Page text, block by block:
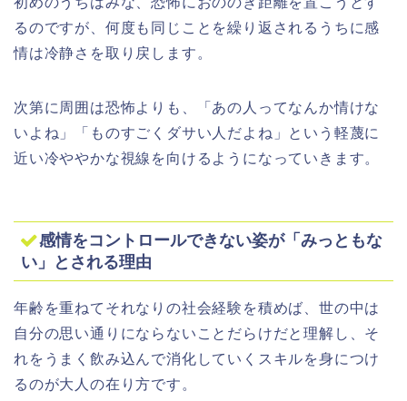
るのですが、何度も同じことを繰り返されるうちに感
情は冷静さを取り戻します。
次第に周囲は恐怖よりも、「あの人ってなんか情けな
いよね」「ものすごくダサい人だよね」という軽蔑に
近い冷ややかな視線を向けるようになっていきます。
感情をコントロールできない姿が「みっともな
い」とされる理由
年齢を重ねてそれなりの社会経験を積めば、世の中は
自分の思い通りにならないことだらけだと理解し、そ
れをうまく飲み込んで消化していくスキルを身につけ
るのが大人の在り方です。